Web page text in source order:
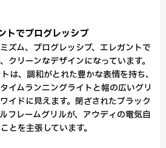
トでプログレッシブ
ズム、プログレッシブ、エレガントで
クリーンなデザインになっています。
、調和がとれた豊かな表情を持ち、
イムランニングライトと幅の広いグリ
イドに見えます。閉ざされたブラック
フレームグリルが、アウディの電気自
を主張しています。